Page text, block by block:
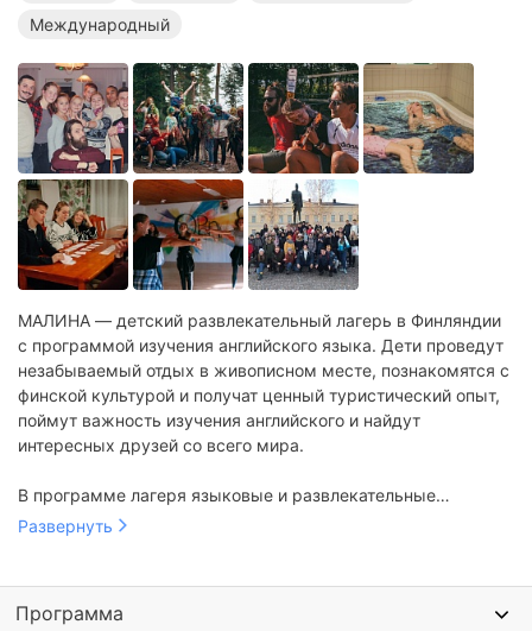
Международный
МАЛИНА — детский развлекательный лагерь в Финляндии
с программой изучения английского языка. Дети проведут
незабываемый отдых в живописном месте, познакомятся с
финской культурой и получат ценный туристический опыт,
поймут важность изучения английского и найдут
интересных друзей со всего мира.
В программе лагеря языковые и развлекательные
мероприятия. Под руководством педагогов носителей дети
творческие и кулинарные мастер-классы, занятия музыкой
Развернуть
Программа